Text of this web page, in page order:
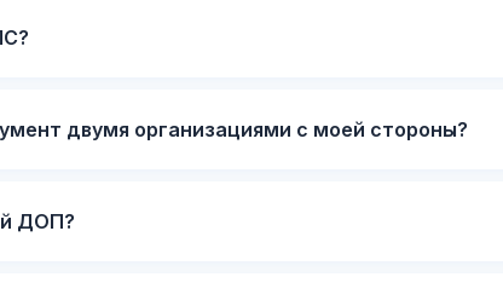
двумя организациями с моей стороны?
ДОП?